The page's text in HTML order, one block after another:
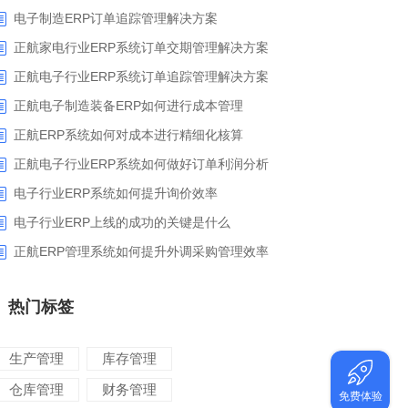
电子制造ERP订单追踪管理解决方案
正航家电行业ERP系统订单交期管理解决方案
正航电子行业ERP系统订单追踪管理解决方案
正航电子制造装备ERP如何进行成本管理
正航ERP系统如何对成本进行精细化核算
正航电子行业ERP系统如何做好订单利润分析
电子行业ERP系统如何提升询价效率
电子行业ERP上线的成功的关键是什么
正航ERP管理系统如何提升外调采购管理效率
热门标签
生产管理
库存管理
仓库管理
财务管理